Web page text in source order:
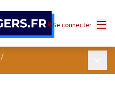
Se connecter
/